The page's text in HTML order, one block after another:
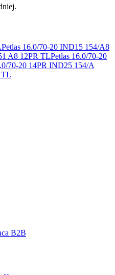
Petlas 16.0/70-20 IND15 154/A8
A8 12PR TLPetlas 16.0/70-20
70-20 14PR IND25 154/A
TL
B2B